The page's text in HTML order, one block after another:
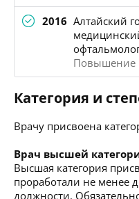
2016 Алтайский
Повышение
Категория и
Врачу присвоена
Врач высшей
Высшая категория
проработали не менее
должности.